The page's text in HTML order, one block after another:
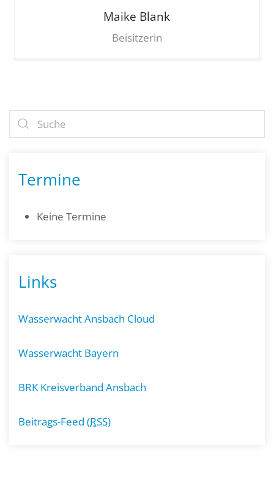
Maike Blank
Beisitzerin
Termine
Keine Termine
Links
Wasserwacht Ansbach Cloud
Wasserwacht Bayern
BRK Kreisverband Ansbach
Beitrags-Feed (RSS)